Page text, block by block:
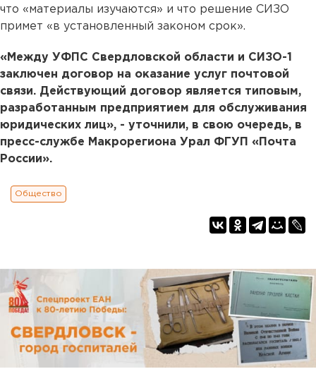
что «материалы изучаются» и что решение СИЗО
примет «в установленный законом срок».
«Между УФПС Свердловской области и СИЗО-1
заключен договор на оказание услуг почтовой
связи. Действующий договор является типовым,
разработанным предприятием для обслуживания
юридических лиц», - уточнили, в свою очередь, в
пресс-службе Макрорегиона Урал ФГУП «Почта
России».
Общество